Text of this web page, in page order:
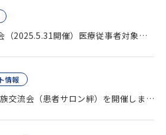
開催）医療従事者対象を開催します。
情報
流会（患者サロン絆）を開催します。